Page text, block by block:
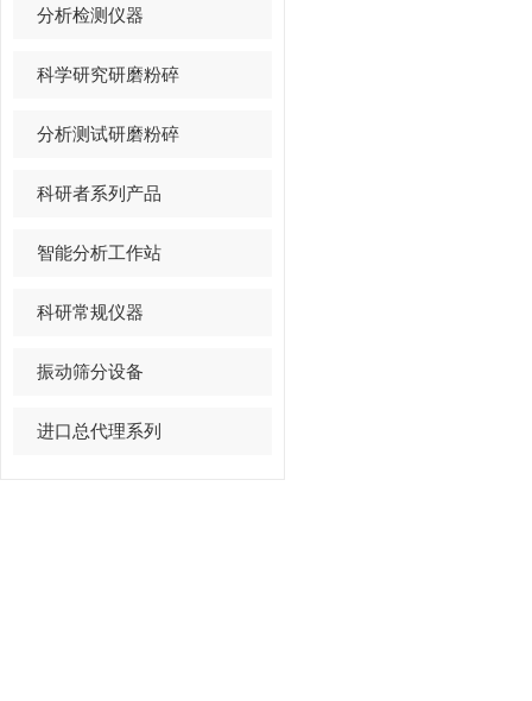
分析检测仪器
科学研究研磨粉碎
分析测试研磨粉碎
科研者系列产品
智能分析工作站
科研常规仪器
振动筛分设备
进口总代理系列